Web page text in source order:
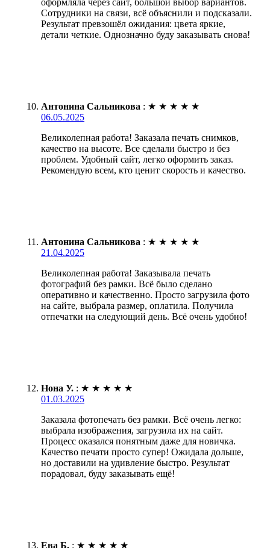
Сотрудники на связи, всё объяснили и подсказали.
Результат превзошёл ожидания: цвета яркие,
детали четкие. Однозначно буду заказывать снова!
Антонина Сальникова : ★ ★ ★ ★ ★
06.05.2025
Великолепная работа! Заказала печать снимков,
качество на высоте. Все сделали быстро и без
проблем. Удобный сайт, легко оформить заказ.
Рекомендую всем, кто ценит скорость и качество.
Антонина Сальникова : ★ ★ ★ ★ ★
21.04.2025
Великолепная работа! Заказывала печать
фотографий без рамки. Всё было сделано
оперативно и качественно. Просто загрузила фото
на сайте, выбрала размер, оплатила. Получила
отпечатки на следующий день. Всё очень удобно!
Нона У. : ★ ★ ★ ★ ★
01.03.2025
Заказала фотопечать без рамки. Всё очень легко:
выбрала изображения, загрузила их на сайт.
Процесс оказался понятным даже для новичка.
Качество печати просто супер! Ожидала дольше,
но доставили на удивление быстро. Результат
порадовал, буду заказывать ещё!
Ева Б. : ★ ★ ★ ★ ★